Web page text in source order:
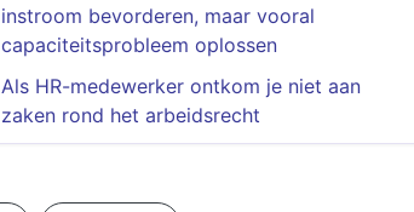
instroom bevorderen, maar vooral
capaciteitsprobleem oplossen
Als HR-medewerker ontkom je niet aan
zaken rond het arbeidsrecht